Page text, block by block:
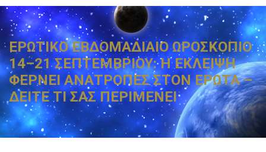
ΕΡΩΤΙΚΟ ΕΒΔΟΜΑΔΙΑΙΟ ΩΡΟΣΚΟΠΙΟ
14–21 ΣΕΠΤΕΜΒΡΙΟΥ: Η ΕΚΛΕΙΨΗ
ΦΕΡΝΕΙ ΑΝΑΤΡΟΠΕΣ ΣΤΟΝ ΕΡΩΤΑ –
ΔΕΙΤΕ ΤΙ ΣΑΣ ΠΕΡΙΜΕΝΕΙ